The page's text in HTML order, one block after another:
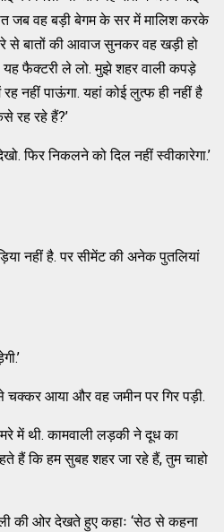
जब वह बड़ी बेगम के सर में मालिश करके
से बातों की आवाज सुनकर वह खड़ी हो
यह फैक्टरी ले लो. मुझे शहर वाली कपड़े
नहीं पाऊंगा. यहां कोई लुत्फ ही नहीं है
रह रहे हैं?’
फिर निकलने को दिल नहीं स्वीकारेगा.’
नहीं है. पर सीमेंट की अनेक पुतलियां
आया और वह जमीन पर गिर पड़ी.
में थी. कामवाली लड़की ने दूध का
हैं कि हम सुबह शहर जा रहे हैं, तुम चाहो
की ओर देखते हुए कहाः ‘सेठ से कहना